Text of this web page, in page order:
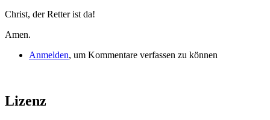
Christ, der Retter ist da!
Amen.
Anmelden, um Kommentare verfassen zu können
Lizenz